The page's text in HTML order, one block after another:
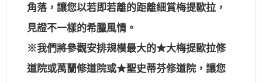
角落，讓您以若即若離的距離細賞梅提歐拉，
見證不一樣的希臘風情。
※我們將參觀安排規模最大的★大梅提歐拉修
道院或萬蘭修道院或★聖史蒂芬修道院，讓您